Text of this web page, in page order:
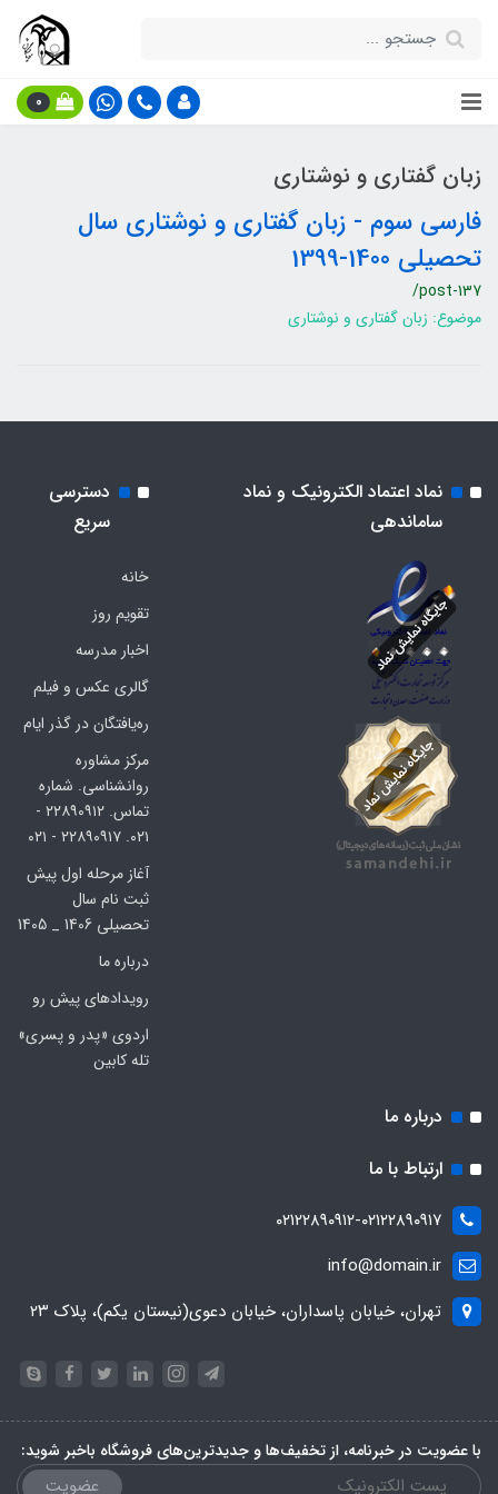
0
زبان گفتاری و نوشتاری
فارسی سوم - زبان گفتاری و نوشتاری سال
تحصیلی 1400-1399
/post-137
موضوع: زبان گفتاری و نوشتاری
نماد اعتماد الکترونیک و نماد
ساماندهی
دسترسی
سریع
خانه
تقویم روز
اخبار مدرسه
گالری عکس و فیلم
ره‌یافتگان در گذر ایام
مرکز مشاوره
روانشناسی. شماره
تماس. ۲۲۸۹۰۹۱۲ -
۰۲۱. ۲۲۸۹۰۹۱۷ - ۰۲۱
آغاز مرحله اول پیش
ثبت نام سال
تحصیلی 1406 _ 1405
درباره ما
رویدادهای پیش رو
اردوی «پدر و پسری»
تله کابین
درباره ما
ارتباط با ما
۰۲۱۲۲۸۹۰۹۱۲-۰۲۱۲۲۸۹۰۹۱۷
info@domain.ir
تهران، خیابان پاسداران، خیابان دعوی(نیستان یکم)، پلاک ۲۳
با عضویت در خبرنامه، از تخفیف‌ها و جدیدترین‌های فروشگاه باخبر شوید:
عضویت